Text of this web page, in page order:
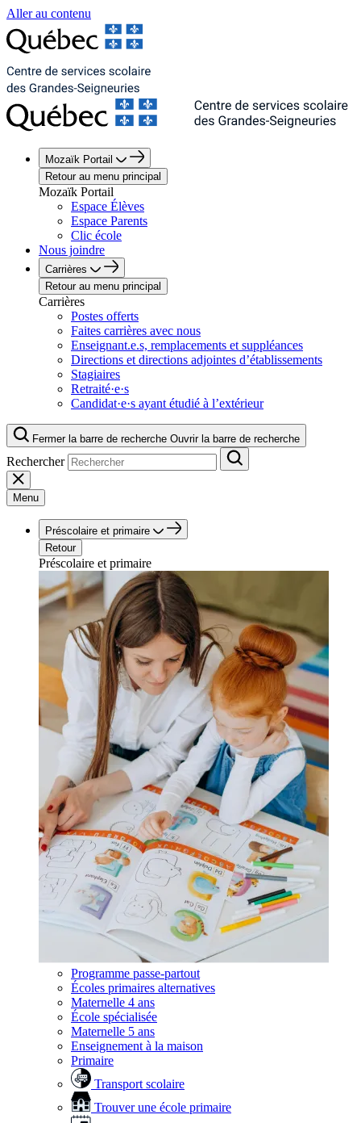
Aller au contenu
Mozaïk Portail
Retour au menu principal
Mozaïk Portail
Espace Élèves
Espace Parents
Clic école
Nous joindre
Carrières
Retour au menu principal
Carrières
Postes offerts
Faites carrières avec nous
Enseignant.e.s, remplacements et suppléances
Directions et directions adjointes d’établissements
Stagiaires
Retraité·e·s
Candidat·e·s ayant étudié à l’extérieur
Fermer la barre de recherche Ouvrir la barre de recherche
Rechercher
Menu
Préscolaire et primaire
Retour
Préscolaire et primaire
Programme passe-partout
Écoles primaires alternatives
Maternelle 4 ans
École spécialisée
Maternelle 5 ans
Enseignement à la maison
Primaire
Transport scolaire
Trouver une école primaire